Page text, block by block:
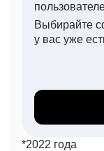
Выбирайте
у вас уже
*2022 года